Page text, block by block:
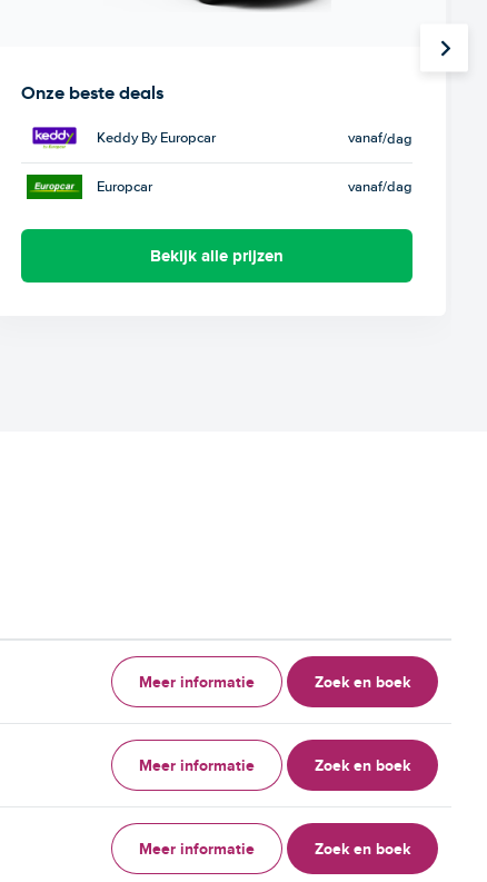
Onze beste deals
Keddy By Europcar vanaf/dag
Europcar vanaf/dag
Bekijk alle prijzen
Meer informatie Zoek en boek
Meer informatie Zoek en boek
Meer informatie Zoek en boek